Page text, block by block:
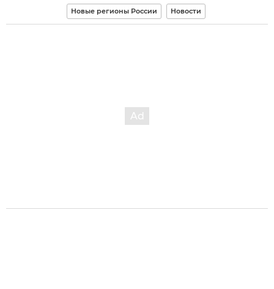
Новые регионы России Новости